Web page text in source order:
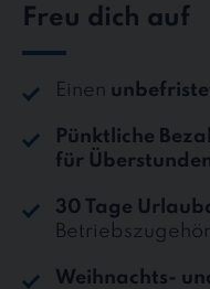
Freu dich auf
Einen
Pünktliche
für
30 Tage
Weihnachts-